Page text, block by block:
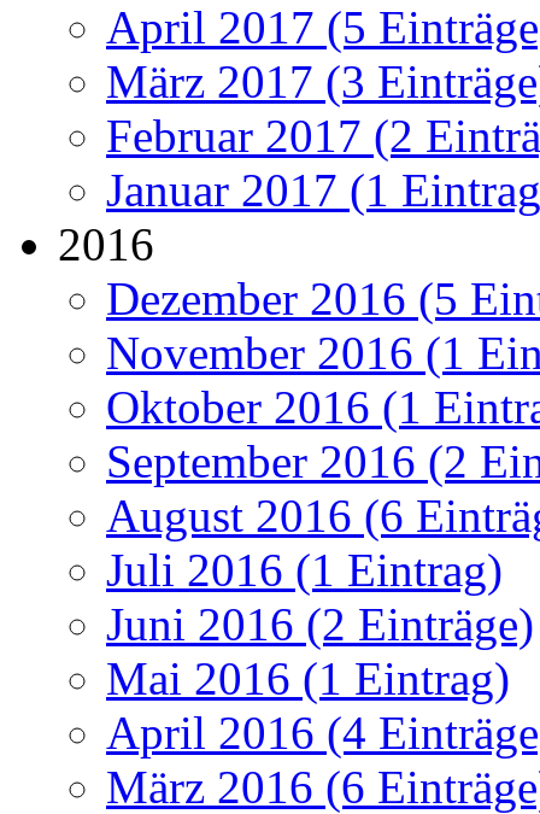
April 2017 (5
März 2017 (3
Februar 2017 (2
Januar 2017 (1
2016
Dezember 2016 (5
November 2016 (1
Oktober 2016 (1
September 2016 (2
August 2016 (6
Juli 2016 (1 Eintrag)
Juni 2016 (2 Einträge)
Mai 2016 (1 Eintrag)
April 2016 (4
März 2016 (6